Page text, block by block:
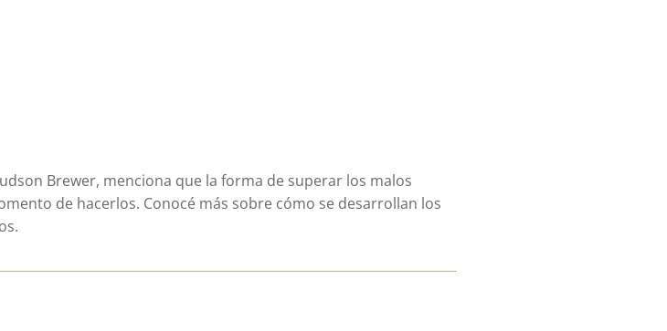
Brewer, menciona que la forma de superar los malos
de hacerlos. Conocé más sobre cómo se desarrollan los